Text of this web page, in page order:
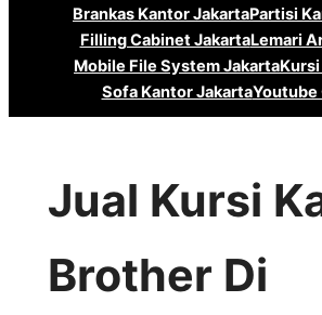
Brankas Kantor JakartaPartisi
Filling Cabinet JakartaLemari
Mobile File System JakartaKursi
Sofa Kantor JakartaYoutube
Jual Kursi
Brother Di